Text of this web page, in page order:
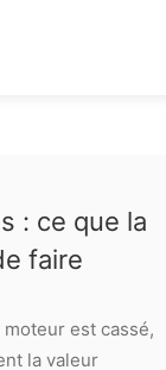
: ce que la
faire
est cassé,
la valeur